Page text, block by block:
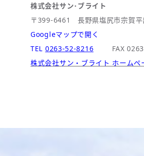
株式会社サン･ブライト
〒399-6461 長野県塩尻市宗賀平
Googleマップで開く
TEL 0263-52-8216
FAX
株式会社サン・ブライト ホームペ